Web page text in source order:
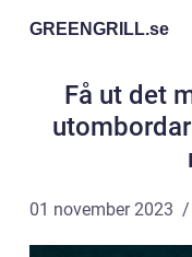
GREENGRILL.se
Få ut det
01 november 2023